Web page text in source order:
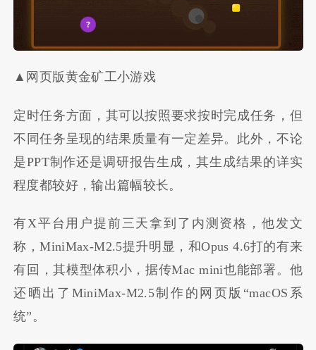
▲网页版黄金矿工小游戏
定时任务方面，其可以按照要求按时完成任务，但
不同任务呈现的结果质量有一定差异。此外，不论
是PPT制作还是调研报告生成，其生成结果的详实
程度都较好，输出篇幅较长。
有X平台用户提前三天拿到了内测资格，他发文
称，MiniMax-M2.5提升明显，和Opus 4.6打的有来
有回，其模型体积小，据传Mac mini也能部署。他
还晒出了MiniMax-M2.5制作的网页版“macOS系
统”。